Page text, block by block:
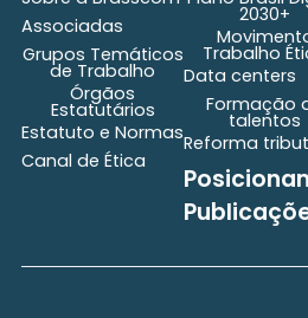
Associadas
Grupos Temáticos
de Trabalho
Órgãos
Estatutários
Estatuto e Normas
Canal de Ética
2030+
Trabalho
Data centers
Formação
talentos
Reforma